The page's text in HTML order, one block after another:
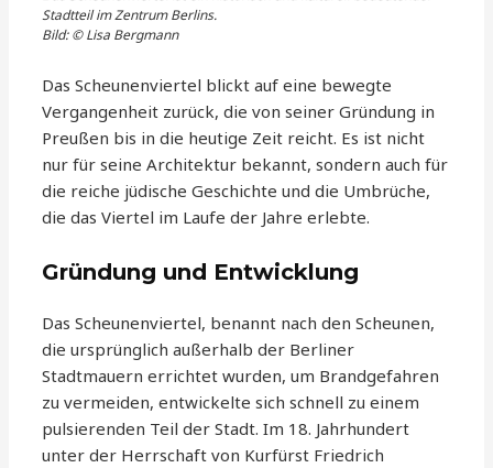
Stadtteil im Zentrum Berlins.
Bild: © Lisa Bergmann
Das Scheunenviertel blickt auf eine bewegte
Vergangenheit zurück, die von seiner Gründung in
Preußen bis in die heutige Zeit reicht. Es ist nicht
nur für seine Architektur bekannt, sondern auch für
die reiche jüdische Geschichte und die Umbrüche,
die das Viertel im Laufe der Jahre erlebte.
Gründung und Entwicklung
Das Scheunenviertel, benannt nach den Scheunen,
die ursprünglich außerhalb der Berliner
Stadtmauern errichtet wurden, um Brandgefahren
zu vermeiden, entwickelte sich schnell zu einem
pulsierenden Teil der Stadt. Im 18. Jahrhundert
unter der Herrschaft von Kurfürst Friedrich